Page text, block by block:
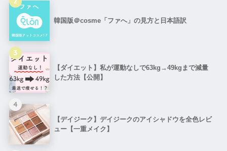
韓国版＠cosme「ファへ」の見方と日本語訳
3
【ダイエット】私が運動なしで63kg→49kgまで減量
した方法【公開】
4
【デイジーク】デイジークのアイシャドウを全色レビ
ュー【一重メイク】